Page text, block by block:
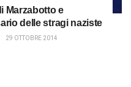
Marzabotto e
delle stragi naziste
29 OTTOBRE 2014